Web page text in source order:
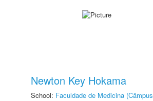
Newton Key Hokama
School: Faculdade de Medicina